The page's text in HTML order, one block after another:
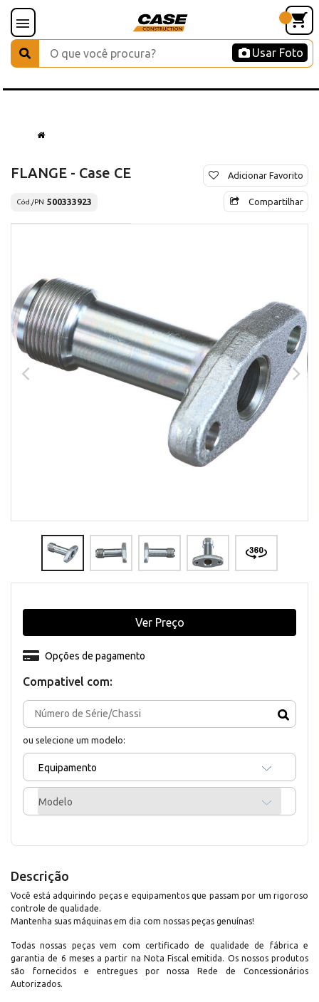
Usar Foto
FLANGE - Case CE
Cód./PN 500333923
Adicionar Favorito
Compartilhar
Compativel com:
ou selecione um modelo:
Equipamento
Modelo
Opções de pagamento
Ver Preço
Descrição
Você está adquirindo peças e equipamentos que passam por um rigoroso
controle de qualidade.
Mantenha suas máquinas em dia com nossas peças genuínas!
Todas nossas peças vem com certificado de qualidade de fábrica e
garantia de 6 meses a partir na Nota Fiscal emitida. Os nossos produtos
são fornecidos e entregues por nossa Rede de Concessionários
Autorizados.